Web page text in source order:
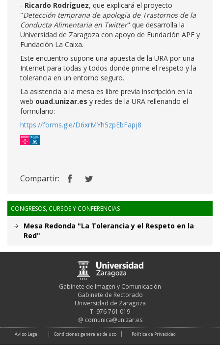
- Ricardo Rodríguez, que explicará el proyecto
"Detección temprana de apología de Trastornos de la
Conducta Alimentaria en Twitter" que desarrolla la
Universidad de Zaragoza con apoyo de Fundación APE y
Fundación La Caixa.
Este encuentro supone una apuesta de la URA por una
Internet para todas y todos donde prime el respeto y la
tolerancia en un entorno seguro.
La asistencia a la mesa es libre previa inscripción en la
web ouad.unizar.es y redes de la URA rellenando el
formulario:
https://forms.gle/D6xrMYh5zpEbFapj8
Compartir:
CONGRESOS, CURSOS Y CONFERENCIAS
Mesa Redonda "La Tolerancia y el Respeto en la
Red"
Gabinete de Imagen y Comunicación
Gabinete de Rectorado
Universidad de Zaragoza
T. 976 761 019
@ comunica@unizar.es
Aviso Legal Condiciones generales de uso Política de Privacidad